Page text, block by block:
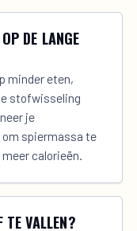
DE LANGE
minder eten,
stofwisseling
je
spiermassa te
calorieën.
VALLEN?